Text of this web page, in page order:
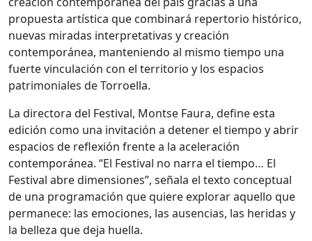
propuesta artística que combinará repertorio histórico,
nuevas miradas interpretativas y creación
contemporánea, manteniendo al mismo tiempo una
fuerte vinculación con el territorio y los espacios
patrimoniales de Torroella.
La directora del Festival, Montse Faura, define esta
edición como una invitación a detener el tiempo y abrir
espacios de reflexión frente a la aceleración
contemporánea. “El Festival no narra el tiempo… El
Festival abre dimensiones”, señala el texto conceptual
de una programación que quiere explorar aquello que
permanece: las emociones, las ausencias, las heridas y
la belleza que deja huella.